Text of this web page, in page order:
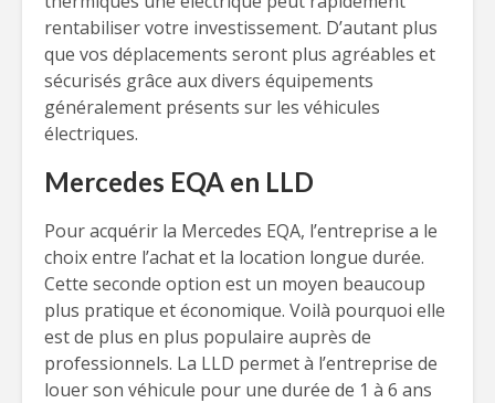
rentabiliser votre investissement. D’autant plus
que vos déplacements seront plus agréables et
sécurisés grâce aux divers équipements
généralement présents sur les véhicules
électriques.
Mercedes EQA en LLD
Pour acquérir la Mercedes EQA, l’entreprise a le
choix entre l’achat et la location longue durée.
Cette seconde option est un moyen beaucoup
plus pratique et économique. Voilà pourquoi elle
est de plus en plus populaire auprès de
professionnels. La LLD permet à l’entreprise de
louer son véhicule pour une durée de 1 à 6 ans